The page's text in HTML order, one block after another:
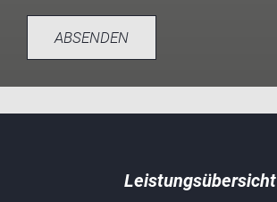
ABSENDEN
Leistungsübersicht